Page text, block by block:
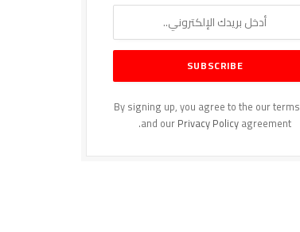
By signing up, you agree to the our terms
and ourPrivacy Policyagreement.